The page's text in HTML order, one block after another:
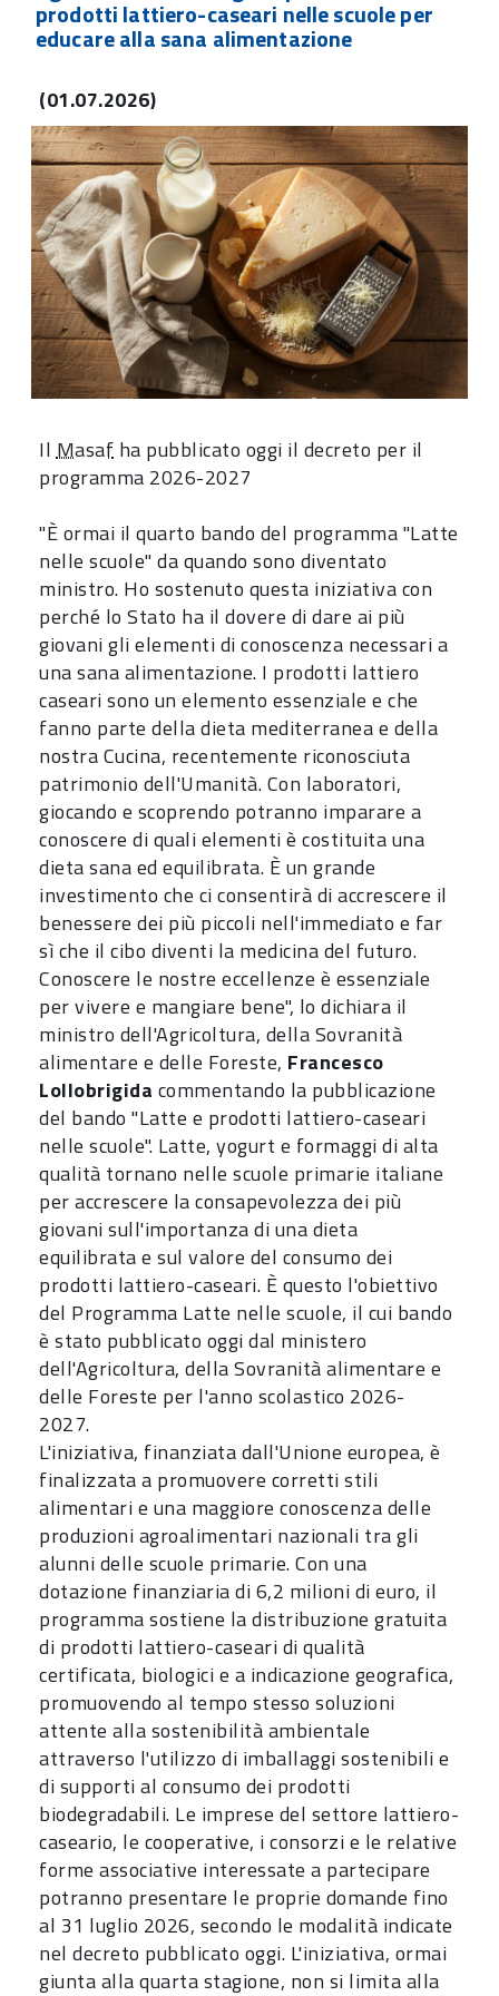
prodotti lattiero-caseari nelle scuole per
educare alla sana alimentazione
(01.07.2026)
IlMasaf ha pubblicato oggi il decreto per il
programma 2026-2027
"È ormai il quarto bando del programma "Latte
nelle scuole" da quando sono diventato
ministro. Ho sostenuto questa iniziativa con
perché lo Stato ha il dovere di dare ai più
giovani gli elementi di conoscenza necessari a
una sana alimentazione. I prodotti lattiero
caseari sono un elemento essenziale e che
fanno parte della dieta mediterranea e della
nostra Cucina, recentemente riconosciuta
patrimonio dell'Umanità. Con laboratori,
giocando e scoprendo potranno imparare a
conoscere di quali elementi è costituita una
dieta sana ed equilibrata. È un grande
investimento che ci consentirà di accrescere il
benessere dei più piccoli nell'immediato e far
sì che il cibo diventi la medicina del futuro.
Conoscere le nostre eccellenze è essenziale
per vivere e mangiare bene", lo dichiara il
ministro dell'Agricoltura, della Sovranità
alimentare e delle Foreste, Francesco
Lollobrigida commentando la pubblicazione
del bando "Latte e prodotti lattiero-caseari
nelle scuole". Latte, yogurt e formaggi di alta
qualità tornano nelle scuole primarie italiane
per accrescere la consapevolezza dei più
giovani sull'importanza di una dieta
equilibrata e sul valore del consumo dei
prodotti lattiero-caseari. È questo l'obiettivo
del Programma Latte nelle scuole, il cui bando
è stato pubblicato oggi dal ministero
dell'Agricoltura, della Sovranità alimentare e
delle Foreste per l'anno scolastico 2026-
2027.
L'iniziativa, finanziata dall'Unione europea, è
finalizzata a promuovere corretti stili
alimentari e una maggiore conoscenza delle
produzioni agroalimentari nazionali tra gli
alunni delle scuole primarie. Con una
dotazione finanziaria di 6,2 milioni di euro, il
programma sostiene la distribuzione gratuita
di prodotti lattiero-caseari di qualità
certificata, biologici e a indicazione geografica,
promuovendo al tempo stesso soluzioni
attente alla sostenibilità ambientale
attraverso l'utilizzo di imballaggi sostenibili e
di supporti al consumo dei prodotti
biodegradabili. Le imprese del settore lattiero-
caseario, le cooperative, i consorzi e le relative
forme associative interessate a partecipare
potranno presentare le proprie domande fino
al 31 luglio 2026, secondo le modalità indicate
nel decreto pubblicato oggi. L'iniziativa, ormai
giunta alla quarta stagione, non si limita alla